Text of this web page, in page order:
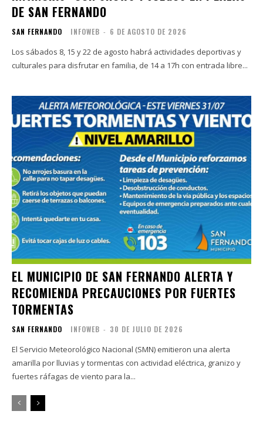
DE SAN FERNANDO
SAN FERNANDO INFOWEB - 6 DE AGOSTO DE 2026
Los sábados 8, 15 y 22 de agosto habrá actividades deportivas y
culturales para disfrutar en familia, de 14 a 17h con entrada libre...
EL MUNICIPIO DE SAN FERNANDO ALERTA Y
RECOMIENDA PRECAUCIONES POR FUERTES
TORMENTAS
SAN FERNANDO INFOWEB - 30 DE JULIO DE 2026
El Servicio Meteorológico Nacional (SMN) emitieron una alerta
amarilla por lluvias y tormentas con actividad eléctrica, granizo y
fuertes ráfagas de viento para la...